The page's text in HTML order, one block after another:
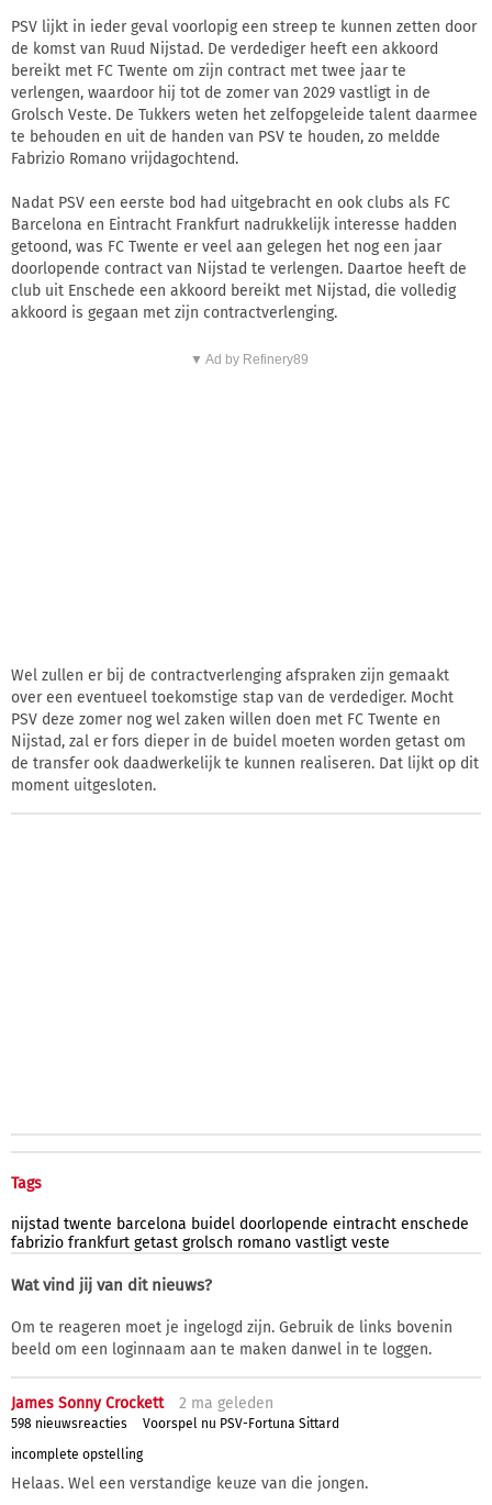
PSV lijkt in ieder geval voorlopig een streep te kunnen zetten door
de komst van Ruud Nijstad. De verdediger heeft een akkoord
bereikt met FC Twente om zijn contract met twee jaar te
verlengen, waardoor hij tot de zomer van 2029 vastligt in de
Grolsch Veste. De Tukkers weten het zelfopgeleide talent daarmee
te behouden en uit de handen van PSV te houden, zo meldde
Fabrizio Romano vrijdagochtend.
Nadat PSV een eerste bod had uitgebracht en ook clubs als FC
Barcelona en Eintracht Frankfurt nadrukkelijk interesse hadden
getoond, was FC Twente er veel aan gelegen het nog een jaar
doorlopende contract van Nijstad te verlengen. Daartoe heeft de
club uit Enschede een akkoord bereikt met Nijstad, die volledig
akkoord is gegaan met zijn contractverlenging.
▼ Ad by Refinery89
Wel zullen er bij de contractverlenging afspraken zijn gemaakt
over een eventueel toekomstige stap van de verdediger. Mocht
PSV deze zomer nog wel zaken willen doen met FC Twente en
Nijstad, zal er fors dieper in de buidel moeten worden getast om
de transfer ook daadwerkelijk te kunnen realiseren. Dat lijkt op dit
moment uitgesloten.
Tags
nijstad twente barcelona buidel doorlopende eintracht enschede
fabrizio frankfurt getast grolsch romano vastligt veste
Wat vind jij van dit nieuws?
Om te reageren moet je ingelogd zijn. Gebruik de links bovenin
beeld om een loginnaam aan te maken danwel in te loggen.
James Sonny Crockett 2 ma geleden
598 nieuwsreacties
Voorspel nu PSV-Fortuna Sittard
incomplete opstelling
Helaas. Wel een verstandige keuze van die jongen.